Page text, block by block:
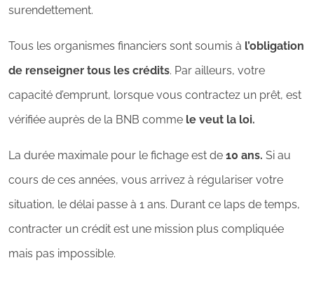
surendettement.
Tous les organismes financiers sont soumis à l’obligation
de renseigner tous les crédits. Par ailleurs, votre
capacité d’emprunt, lorsque vous contractez un prêt, est
vérifiée auprès de la BNB comme le veut la loi.
La durée maximale pour le fichage est de 10 ans. Si au
cours de ces années, vous arrivez à régulariser votre
situation, le délai passe à 1 ans. Durant ce laps de temps,
contracter un crédit est une mission plus compliquée
mais pas impossible.